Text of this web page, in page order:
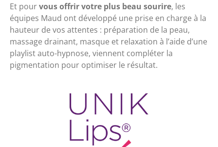
Et pourvous offrir votre plus beau sourire, les
équipes Maud ont développé une prise en charge à la
hauteur de vos attentes : préparation de la peau,
massage drainant, masque et relaxation à l’aide d’une
playlist auto-hypnose, viennent compléter la
pigmentation pour optimiser le résultat.